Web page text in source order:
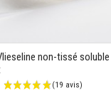
non-tissé soluble